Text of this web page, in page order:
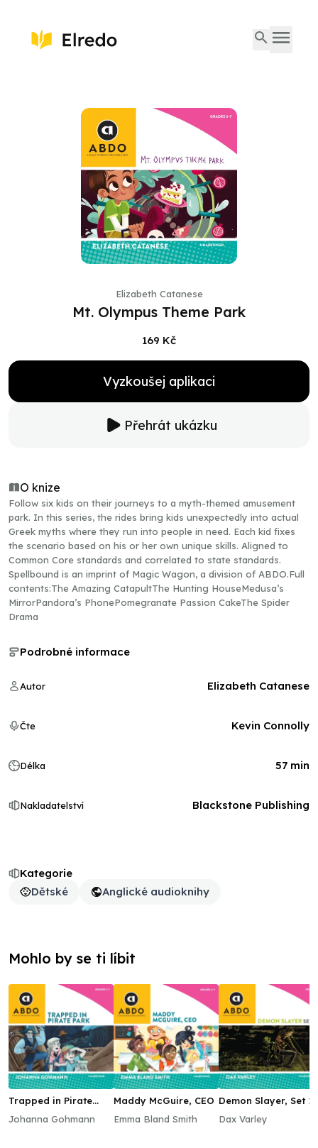
Elizabeth Catanese
Mt. Olympus Theme Park
169 Kč
Vyzkoušej aplikaci
Přehrát ukázku
O knize
Follow six kids on their journeys to a myth-themed amusement
park. In this series, the rides bring kids unexpectedly into actual
Greek myths where they run into people in need. Each kid fixes
the scenario based on his or her own unique skills. Aligned to
Common Core standards and correlated to state standards.
Spellbound is an imprint of Magic Wagon, a division of ABDO.Full
contents:The Amazing CatapultThe Hunting HouseMedusa’s
MirrorPandora’s PhonePomegranate Passion CakeThe Spider
Drama
Kategorie
Dětské
Anglické audioknihy
Podrobné informace
Autor Elizabeth Catanese
Čte Kevin Connolly
Délka 57 min
Nakladatelství Blackstone Publishing
Mohlo by se ti líbit
Trapped in Pirate
Johanna Gohmann
Maddy McGuire, CEO
Emma Bland Smith
Demon Slayer, Set 1
Dax Varley